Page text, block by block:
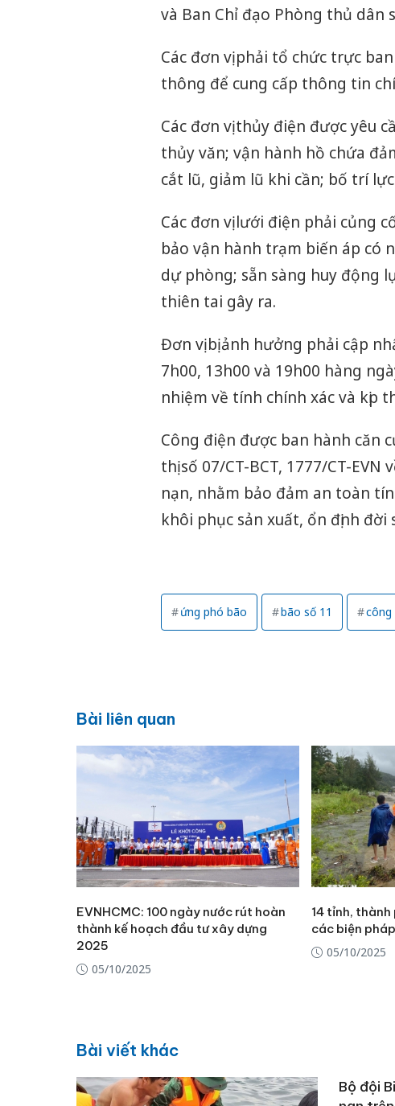
và Ban Chỉ đạo Phòng thủ dân
Các đơn vị phải tổ chức trực
thông để cung cấp thông tin
Các đơn vị thủy điện được yêu
thủy văn; vận hành hồ chứa
cắt lũ, giảm lũ khi cần; bố trí
Các đơn vị lưới điện phải củng
bảo vận hành trạm biến áp có
dự phòng; sẵn sàng huy động
thiên tai gây ra.
Đơn vị bị ảnh hưởng phải cập
7h00, 13h00 và 19h00 hàng
nhiệm về tính chính xác và kịp
Công điện được ban hành căn
thị số 07/CT-BCT, 1777/CT-
nạn, nhằm bảo đảm an toàn
khôi phục sản xuất, ổn định đời
ứng phó bão bão số 11 công
Bài liên quan
EVNHCMC: 100 ngày nước rút hoàn
thành kế hoạch đầu tư xây dựng
2025
05/10/2025
14 tỉnh,
các biện
05/10/2025
Bài viết khác
Bộ đội